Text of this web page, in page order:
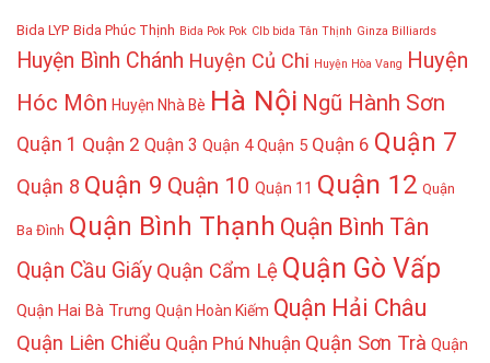
Bida LYP Bida Phúc Thịnh Bida Pok Pok Clb bida Tân Thịnh Ginza Billiards
Huyện Bình Chánh Huyện Củ Chi Huyện Hòa Vang
Huyện
Hóc Môn Huyện Nhà Bè Hà Nội Ngũ Hành Sơn
Quận 1 Quận 2 Quận 3 Quận 4 Quận 5 Quận 6 Quận 7
Quận 8 Quận 9 Quận 10 Quận 11 Quận 12 Quận
Ba Đình Quận Bình Thạnh Quận Bình Tân
Quận Cầu Giấy Quận Cẩm Lệ Quận Gò Vấp
Quận Hai Bà Trưng Quận Hoàn Kiếm Quận Hải Châu
Quận Liên Chiểu Quận Phú Nhuận Quận Sơn Trà Quận